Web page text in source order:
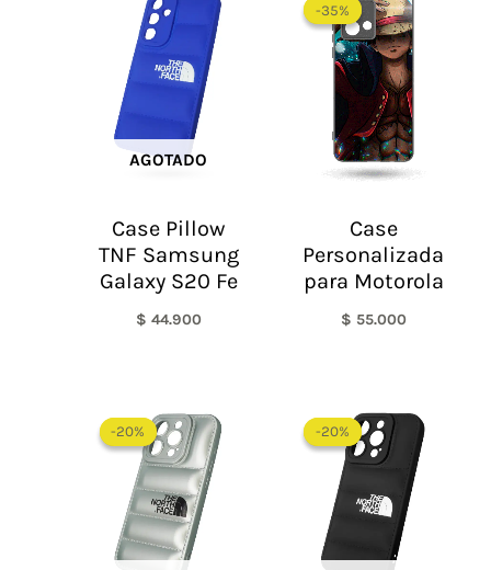
AGOTADO
Case Pillow
TNF Samsung
Galaxy S20 Fe
$ 44.900
-35%
-35%
Case
Personalizada
para Motorola
$ 55.000
-20%
-20%
precio
original
era:
$ 60.000.
-20%
-20%
precio
original
era:
$ 60.000.